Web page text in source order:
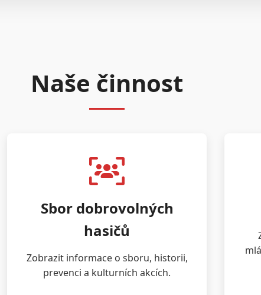
Naše činnost
Sbor dobrovolných
hasičů
Zobrazit informace o sboru, historii,
prevenci a kulturních akcích.